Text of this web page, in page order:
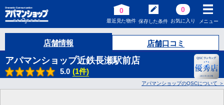
0
最近見た物件 保存した条件
0
お気に入り メニュー
店舗情報 店舗口コミ
アパマンショップ近鉄長瀬駅前店
5.0 (1件)
アパマンショップのQSCについて